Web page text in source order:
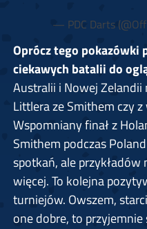
— PDC Darts
Oprócz tego pokazówki
ciekawych batalii do
Australii i Nowej
Littlera ze Smithem czy
Wspomniany finał z
Smithem podczas
spotkań, ale przykładów
więcej. To kolejna
turniejów. Owszem,
one dobre, to przyjemnie